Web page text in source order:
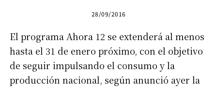
28/09/2016
El programa Ahora 12 se extenderá al menos
hasta el 31 de enero próximo, con el objetivo
de seguir impulsando el consumo y la
producción nacional, según anunció ayer la